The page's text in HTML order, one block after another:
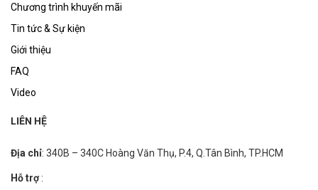
Chương trình khuyến mãi
Tin tức & Sự kiện
Giới thiệu
FAQ
Video
LIÊN HỆ
Địa chỉ: 340B – 340C Hoàng Văn Thụ, P.4, Q.Tân Bình, TP.HCM
Hỗ trợ: